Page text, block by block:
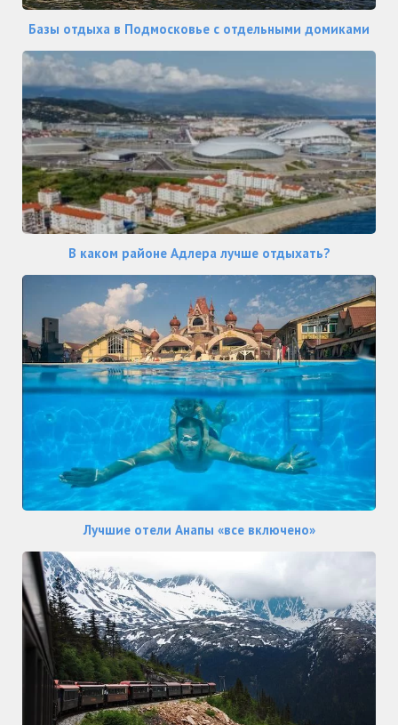
Базы отдыха в Подмосковье с отдельными домиками
В каком районе Адлера лучше отдыхать?
Лучшие отели Анапы «все включено»